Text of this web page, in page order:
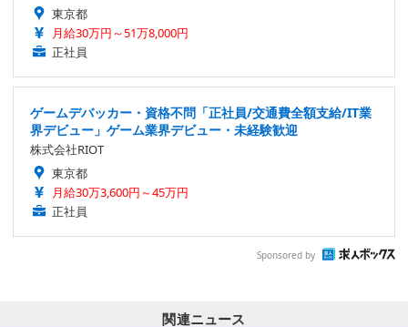
東京都
月給30万円～51万8,000円
正社員
ゲームデバッカー・資格不問「正社員/交通費全額支給/IT業
界デビュー」ゲーム業界デビュー・未経験歓迎
株式会社RIOT
東京都
月給30万3,600円～45万円
正社員
Sponsored by
関連ニュース